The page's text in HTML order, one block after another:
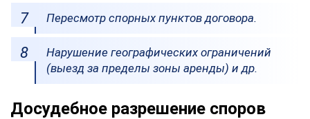
Пересмотр спорных пунктов договора.
Нарушение географических ограничений
(выезд за пределы зоны аренды) и др.
Досудебное разрешение споров